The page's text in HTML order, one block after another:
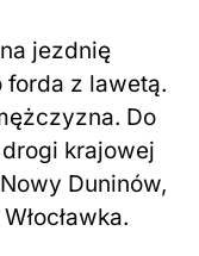
jezdnię
z lawetą.
Do
krajowej
Duninów,